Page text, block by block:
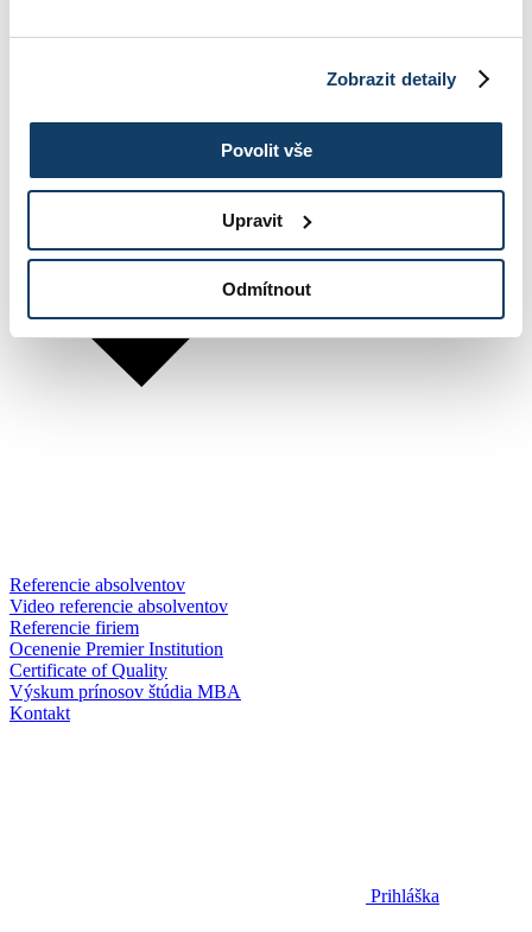
Zobrazit detaily
Povolit vše
Upravit
Odmítnout
Referencie absolventov
Video referencie absolventov
Referencie firiem
Ocenenie Premier Institution
Certificate of Quality
Výskum prínosov štúdia MBA
Kontakt
Prihláška